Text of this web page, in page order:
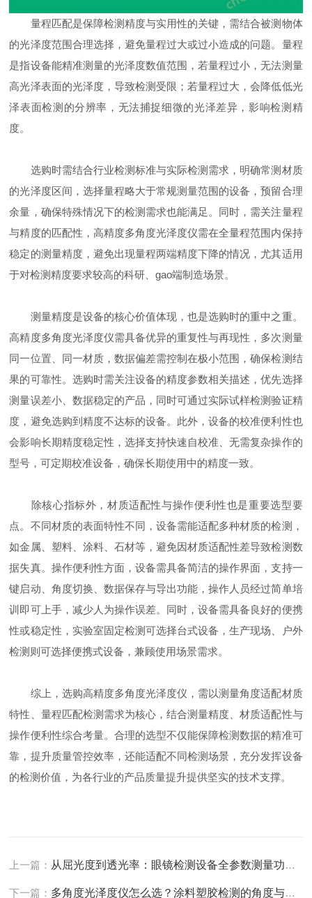
量程匹配是保障检测精度与实用性的关键，需结合被测物体
的光泽度范围合理选择，避免量程过大或过小造成的问题。量程
是指设备能精准测量的光泽度数值范围，若量程过小，无法测量
高光泽表面的光泽度，导致检测受限；若量程过大，会降低低光
泽表面检测的分辨率，无法捕捉细微的光泽差异，影响检测精
度。
选购时需结合行业检测标准与实际检测需求，明确常测材质
的光泽度区间，选择量程略大于常规测量范围的设备，预留合理
余量，确保特殊情况下的检测需求也能满足。同时，需关注量程
与精度的匹配性，高精度多角度光泽度仪需在全量程范围内保持
稳定的测量精度，避免出现量程两端精度下降的情况，尤其适用
于对检测精度要求较高的科研、gao端制造场景。
测量精度是设备的核心价值体现，也是选购时的重中之重。
高精度多角度光泽度仪需具备优异的重复性与再现性，多次测量
同一位置、同一材质，数据偏差需控制在极小范围，确保检测结
果的可靠性。选购时需关注设备的精度参数相关描述，优先选择
测量误差小、数据稳定的产品，同时可通过实际试样检测验证精
度，避免选购到精度不达标的设备。此外，设备的校准便利性也
会影响长期精度稳定性，选择支持快速自校准、无需复杂操作的
型号，可定期校准设备，确保长期使用中的精度一致。
除核心指标外，材质适配性与操作便利性也是重要选型要
点。不同材质的表面特性不同，设备需能适配多种材质的检测，
如金属、塑料、涂料、石材等，避免因材质适配性差导致检测数
据失真。操作便利性方面，设备需具备简洁的操作界面，支持一
键启动、角度切换、数据保存与导出功能，操作人员经过简单培
训即可上手，减少人为操作误差。同时，设备需具备良好的便携
性或稳定性，实验室固定检测可选择台式设备，生产现场、户外
检测则可选择便携式设备，兼顾使用场景需求。
综上，选购高精度多角度光泽度仪，需以测量角度适配材质
特性、量程匹配检测需求为核心，结合测量精度、材质适配性与
操作便利性综合考量。合理的选型不仅能保障检测数据的精准可
靠，提升质量管控效率，还能适配不同检测场景，充分发挥设备
的检测价值，为各行业的产品质量提升提供坚实的技术支撑。
上一篇： 从屈光度到透光率：眼镜检测设备全参数测量功能与操作规范详解
下一篇： 多角度光泽度仪怎么选？涂料塑胶检测的角度与量程选型指南